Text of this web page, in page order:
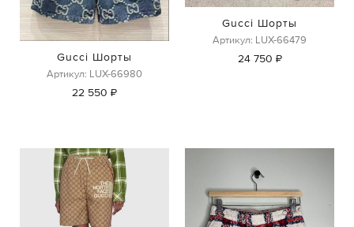
Gucci Шорты
Артикул: LUX-66980
22 550 ₽
Gucci Шорты
Артикул: LUX-66479
24 750 ₽